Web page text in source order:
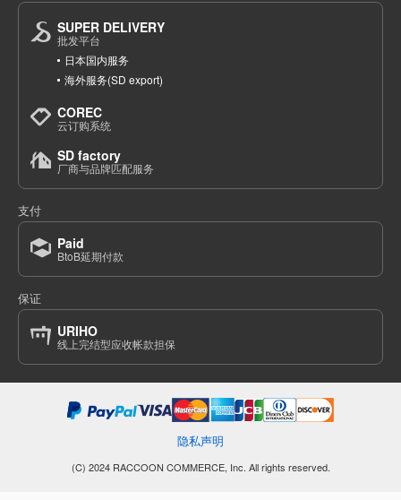
SUPER DELIVERY
批发平台
日本国内服务
海外服务(SD export)
COREC
云订购系统
SD factory
厂商与品牌匹配服务
支付
Paid
BtoB延期付款
保证
URIHO
线上完结型应收帐款担保
隐私声明
(C) 2024 RACCOON COMMERCE, Inc. All rights reserved.